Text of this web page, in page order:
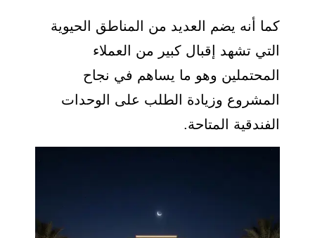
كما أنه يضم العديد من المناطق الحيوية
التي تشهد إقبال كبير من العملاء
المحتملين وهو ما يساهم في نجاح
المشروع وزيادة الطلب على الوحدات
الفندقية المتاحة.